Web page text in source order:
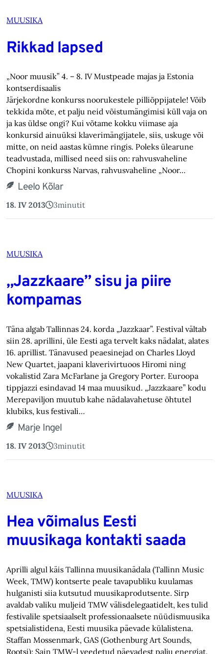
MUUSIKA
Rikkad lapsed
„Noor muusik” 4. – 8. IV Mustpeade majas ja Estonia
kontserdisaalis
Järjekordne konkurss noorukestele pilliõppijatele! Võib
tekkida mõte, et palju neid võistumängimisi küll vaja on
ja kas üldse ongi? Kui võtame kokku viimase aja
konkursid ainuüksi klaverimängijatele, siis, uskuge või
mitte, on neid aastas kümne ringis. Poleks ülearune
teadvustada, millised need siis on: rahvusvaheline
Chopini konkurss Narvas, rahvusvaheline „Noor…
Leelo Kõlar
18. IV 2013 3minutit
MUUSIKA
„Jazzkaare” sisu ja piire
kompamas
Täna algab Tallinnas 24. korda „Jazzkaar”. Festival vältab
siin 28. aprillini, üle Eesti aga tervelt kaks nädalat, alates
16. aprillist. Tänavused peaesinejad on Charles Lloyd
New Quartet, jaapani klaverivirtuoos Hiromi ning
vokalistid Zara McFarlane ja Gregory Porter. Euroopa
tippjazzi esindavad 14 maa muusikud. „Jazzkaare” kodu
Merepaviljon muutub kahe nädalavahetuse õhtutel
klubiks, kus festivali…
Marje Ingel
18. IV 2013 3minutit
MUUSIKA
Hea võimalus Eesti
muusikaga kontakti saada
Aprilli algul käis Tallinna muusikanädala (Tallinn Music
Week, TMW) kontserte peale tavapubliku kuulamas
hulganisti siia kutsutud muusikaprodutsente. Sirp
avaldab valiku muljeid TMW välisdelegaatidelt, kes tulid
festivalile spetsiaalselt professionaalsete nüüdismuusika
spetsialistidena, Eesti muusika päevade külalistena.
Staffan Mossenmark, GAS (Gothenburg Art Sounds,
Rootsi): Sain TMW-l veedetud päevadest palju energiat.